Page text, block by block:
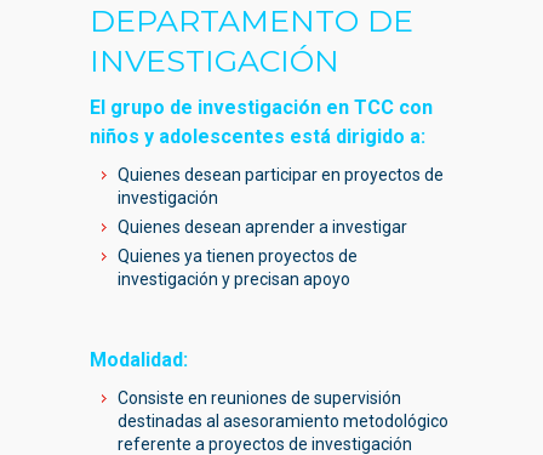
DEPARTAMENTO DE
INVESTIGACIÓN
El grupo de investigación en TCC con
niños y adolescentes está dirigido a:
Quienes desean participar en proyectos de
investigación
Quienes desean aprender a investigar
Quienes ya tienen proyectos de
investigación y precisan apoyo
Modalidad:
Consiste en reuniones de supervisión
destinadas al asesoramiento metodológico
referente a proyectos de investigación